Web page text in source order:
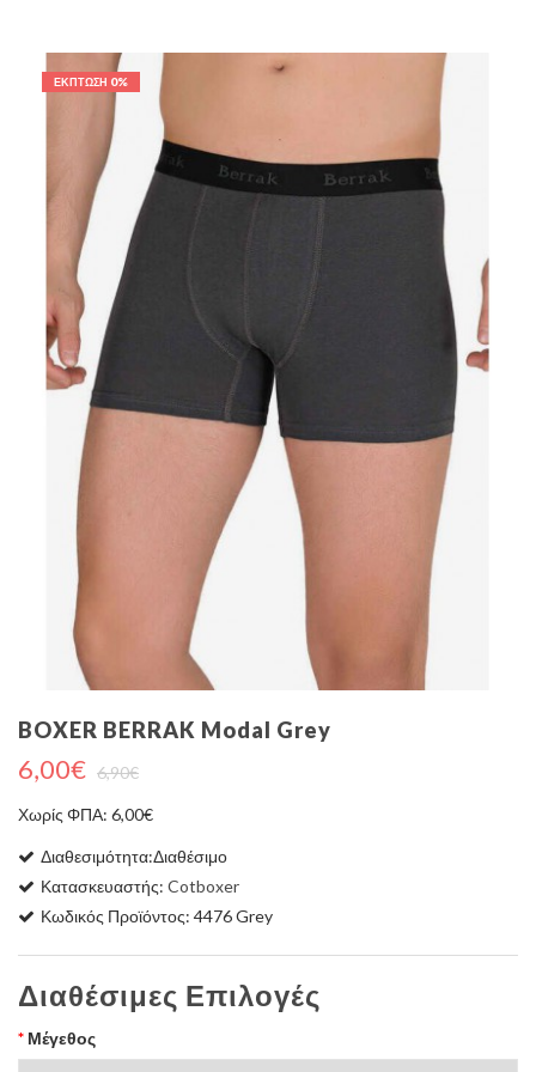
ΈΚΠΤΩΣΗ 0%
BOXER BERRAK Modal Grey
6,00€ 6,90€
Χωρίς ΦΠΑ: 6,00€
Διαθεσιμότητα:Διαθέσιμο
Κατασκευαστής: Cotboxer
Κωδικός Προϊόντος: 4476 Grey
Διαθέσιμες Επιλογές
Μέγεθος